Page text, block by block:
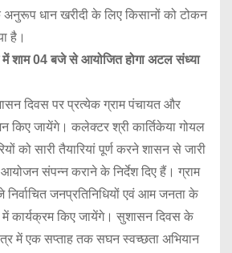
के अनुरूप धान खरीदी के लिए किसानों को टोकन
है।
में शाम 04 बजे से आयोजित होगा अटल संध्या
दिवस पर प्रत्येक ग्राम पंचायत और
किए जायेंगे। कलेक्टर श्री कार्तिकेया गोयल
को सारी तैयारियां पूर्ण करने शासन से जारी
आयोजन संपन्न कराने के निर्देश दिए हैं। ग्राम
निर्वाचित जनप्रतिनिधियों एवं आम जनता के
कार्यक्रम किए जायेंगे। सुशासन दिवस के
में एक सप्ताह तक सघन स्वच्छता अभियान